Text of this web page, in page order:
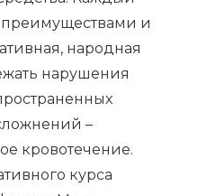
преимуществами и
народная
нарушения
–
кровотечение.
курса